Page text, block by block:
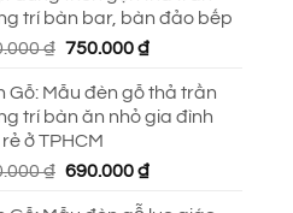
trí bàn bar, bàn đảo bếp
₫ Giá
là:
990.000 ₫.
750.000₫Giá
tại
là:
Gỗ: Mẫu đèn gỗ thả trần
trí bàn ăn nhỏ gia đình
ở TPHCM
₫ Giá
690.000₫Giá